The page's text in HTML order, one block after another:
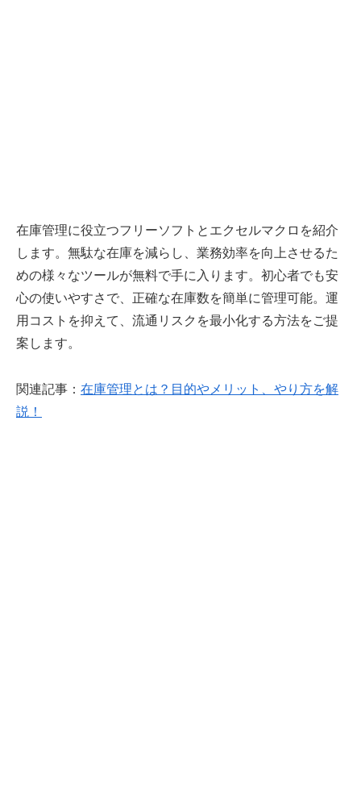
在庫管理に役立つフリーソフトとエクセルマクロを紹介
します。無駄な在庫を減らし、業務効率を向上させるた
めの様々なツールが無料で手に入ります。初心者でも安
心の使いやすさで、正確な在庫数を簡単に管理可能。運
用コストを抑えて、流通リスクを最小化する方法をご提
案します。
関連記事： 在庫管理とは？目的やメリット、やり方を解
説！